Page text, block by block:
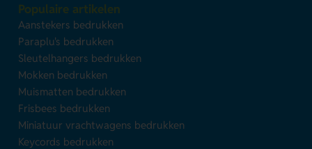
Populaire artikelen
Aanstekers bedrukken
Paraplu's bedrukken
Sleutelhangers bedrukken
Mokken bedrukken
Muismatten bedrukken
Frisbees bedrukken
Miniatuur vrachtwagens bedrukken
Keycords bedrukken